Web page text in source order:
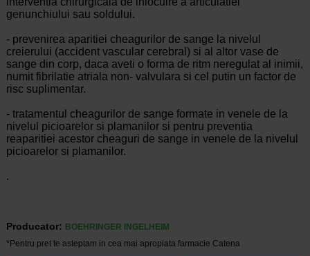
genunchiului sau soldului.
- prevenirea aparitiei cheagurilor de sange la nivelul
creierului (accident vascular cerebral) si al altor vase de
sange din corp, daca aveti o forma de ritm neregulat al inimii,
numit fibrilatie atriala non- valvulara si cel putin un factor de
risc suplimentar.
- tratamentul cheagurilor de sange formate in venele de la
nivelul picioarelor si plamanilor si pentru preventia
reaparitiei acestor cheaguri de sange in venele de la nivelul
picioarelor si plamanilor.
.
Producator:
BOEHRINGER INGELHEIM
*Pentru pret te asteptam in cea mai apropiata farmacie Catena